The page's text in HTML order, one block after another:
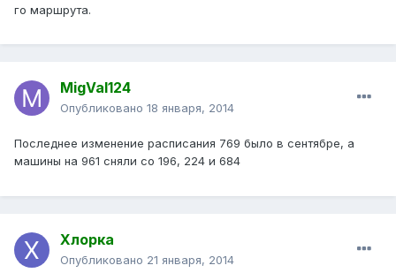
го маршрута.
MigVal124
Опубликовано 18 января, 2014
Последнее изменение расписания 769 было в сентябре, а
машины на 961 сняли со 196, 224 и 684
Хлорка
Опубликовано 21 января, 2014